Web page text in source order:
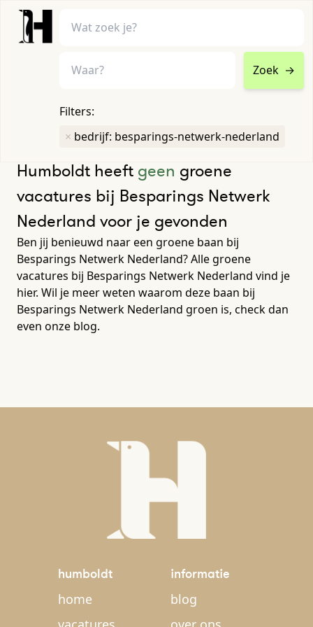
Zoek →
Filters:
× bedrijf: besparings-netwerk-nederland
Humboldt heeft geen groene
vacatures bij Besparings Netwerk
Nederland voor je gevonden
Ben jij benieuwd naar een groene baan bij
Besparings Netwerk Nederland? Alle groene
vacatures bij Besparings Netwerk Nederland vind je
hier. Wil je meer weten waarom deze baan bij
Besparings Netwerk Nederland groen is, check dan
even onze blog.
humboldt
home
informatie
blog